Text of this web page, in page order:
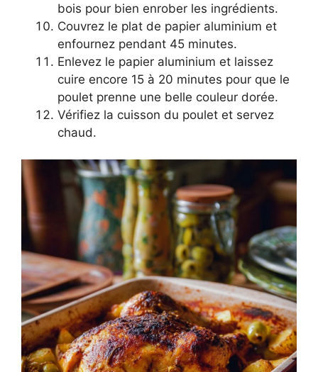
bois pour bien enrober les ingrédients.
Couvrez le plat de papier aluminium et
enfournez pendant 45 minutes.
Enlevez le papier aluminium et laissez
cuire encore 15 à 20 minutes pour que le
poulet prenne une belle couleur dorée.
Vérifiez la cuisson du poulet et servez
chaud.